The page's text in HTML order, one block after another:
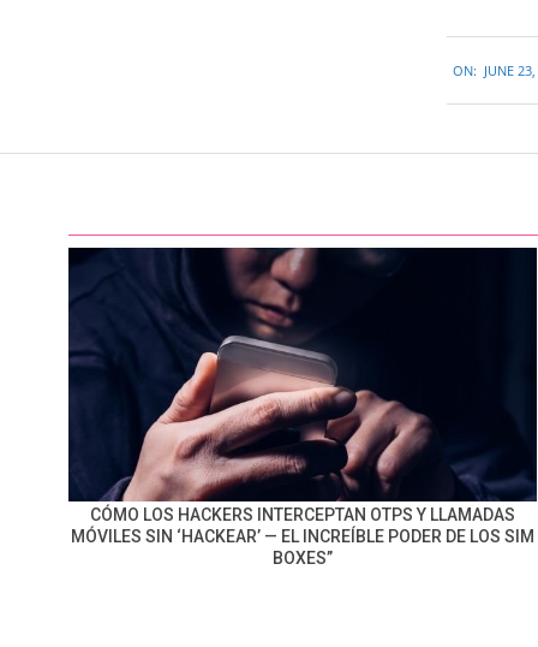
06-
23
ON: JUNE
CÓMO LOS HACKERS INTERCEPTAN OTPS Y LLAMADAS
MÓVILES SIN ‘HACKEAR’ — EL INCREÍBLE PODER DE LOS SIM
BOXES”